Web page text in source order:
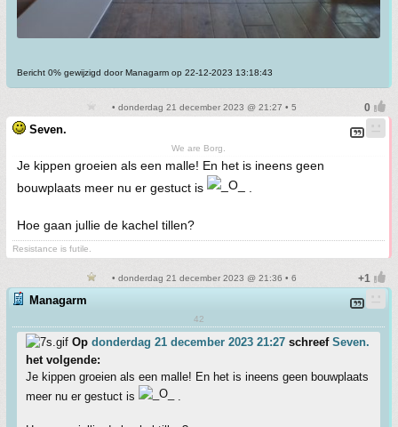
Bericht 0% gewijzigd door Managarm op 22-12-2023 13:18:43
• donderdag 21 december 2023 @ 21:27 • 5
Seven.
We are Borg.
Je kippen groeien als een malle! En het is ineens geen
bouwplaats meer nu er gestuct is
.
Hoe gaan jullie de kachel tillen?
Resistance is futile.
• donderdag 21 december 2023 @ 21:36 • 6
Managarm
42
Op donderdag 21 december 2023 21:27 schreef Seven.
het volgende:
Je kippen groeien als een malle! En het is ineens geen bouwplaats
meer nu er gestuct is
.